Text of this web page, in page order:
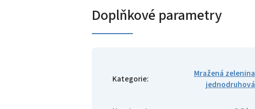
Doplňkové parametry
Kategorie:
Mražená zelenina
jednodruhová